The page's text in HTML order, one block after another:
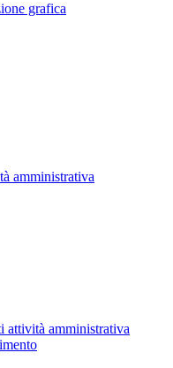
grafica
amministrativa
attività amministrativa